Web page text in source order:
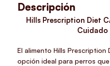
Descripción
Hills Prescription Diet
Cuidado
El alimento Hills Prescription
opción ideal para perros